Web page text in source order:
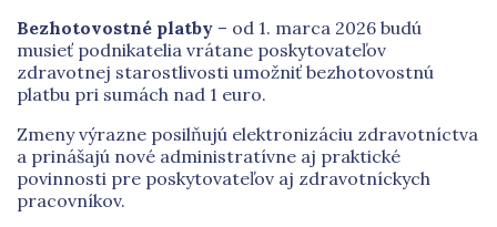
Bezhotovostné platby – od 1. marca 2026 budú
musieť podnikatelia vrátane poskytovateľov
zdravotnej starostlivosti umožniť bezhotovostnú
platbu pri sumách nad 1 euro.
Zmeny výrazne posilňujú elektronizáciu zdravotníctva
a prinášajú nové administratívne aj praktické
povinnosti pre poskytovateľov aj zdravotníckych
pracovníkov.